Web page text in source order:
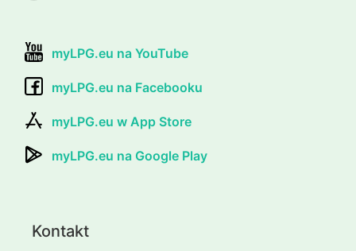
myLPG.eu na YouTube
myLPG.eu na Facebooku
myLPG.eu w App Store
myLPG.eu na Google Play
Kontakt